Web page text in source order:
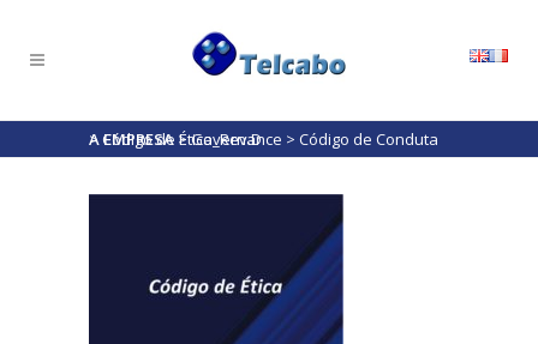
A EMPRESA >Governance > Código de Conduta
>Código de Ética_Rev.D